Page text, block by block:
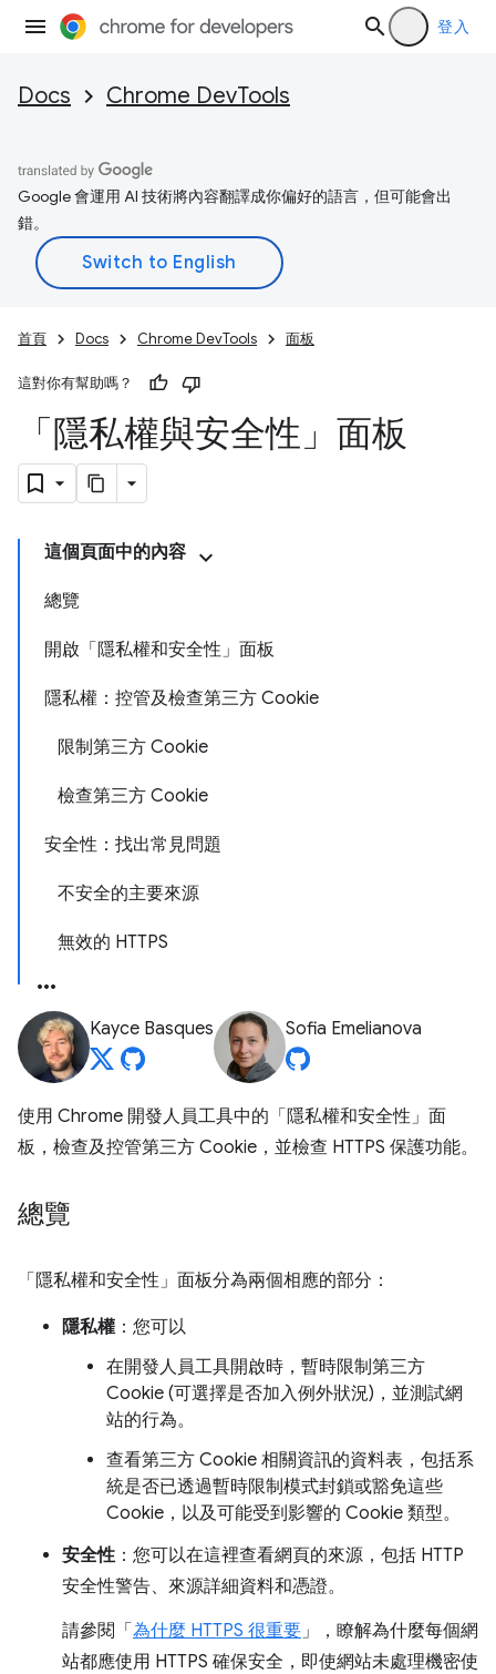
登入
Docs Chrome DevTools
Google 會運用 AI 技術將內容翻譯成你偏好的語言，但可能會出
錯。
首頁 Docs Chrome DevTools 面板
這對你有幫助嗎？
「隱私權與安全性」面板
這個頁面中的內容
總覽
開啟「隱私權和安全性」面板
隱私權：控管及檢查第三方 Cookie
限制第三方 Cookie
檢查第三方 Cookie
安全性：找出常見問題
不安全的主要來源
無效的 HTTPS
Kayce Basques Sofia Emelianova
使用 Chrome 開發人員工具中的「隱私權和安全性」 面
板，檢查及控管第三方 Cookie，並檢查 HTTPS 保護功能。
總覽
「隱私權和安全性」 面板分為兩個相應的部分：
隱私權：您可以
在開發人員工具開啟時，暫時限制第三方
Cookie (可選擇是否加入例外狀況)，並測試網
站的行為。
查看第三方 Cookie 相關資訊的資料表，包括系
統是否已透過暫時限制模式封鎖或豁免這些
Cookie，以及可能受到影響的 Cookie 類型。
安全性：您可以在這裡查看網頁的來源，包括 HTTP
安全性警告、來源詳細資料和憑證。
請參閱「 為什麼 HTTPS 很重要」，瞭解為什麼每個網
站都應使用 HTTPS 確保安全，即使網站未處理機密使